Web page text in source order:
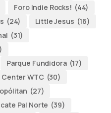
Foro Indie Rocks! (44)
(24) Little Jesus (16)
(31)
Parque Fundidora (17)
Center WTC (30)
(27)
Pal Norte (39)